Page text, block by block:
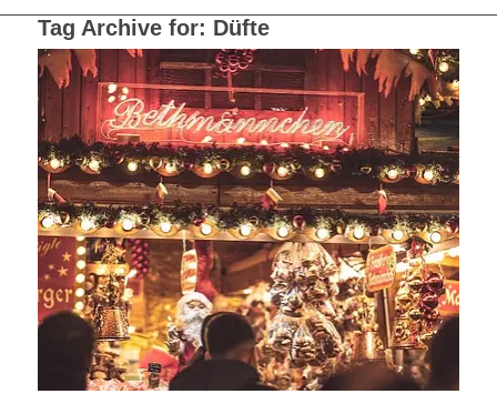
Tag Archive for: Düfte